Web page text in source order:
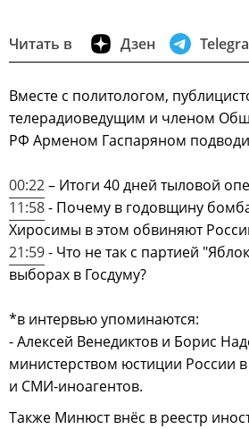
Читать в Дзен
Вместе с политологом,
телерадиоведущим и членом
РФ Арменом Гаспаряном
00:22– Итоги 40 дней тыловой
11:58- Почему в годовщину
Хиросимы в этом обвиняют
21:59- Что не так с партией
выборах в Госдуму?
*в интервью упоминаются:
- Алексей Венедиктов и Борис
министерством юстиции России
и СМИ-иноагентов.
Также Минюст внёс в реестр